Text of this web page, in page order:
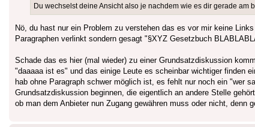
Du wechselst deine Ansicht also je nachdem wie es dir gerade am
Nö, du hast nur ein Problem zu verstehen das es vor mir keine
Paragraphen verlinkt sondern gesagt "§XYZ Gesetzbuch
Schade das es hier (mal wieder) zu einer Grundsatzdiskussion
"daaaaa ist es" und das einige Leute es scheinbar wichtiger finden
hab ohne Paragraph schwer möglich ist, es fehlt nur noch ein "wer
Grundsatzdiskussion beginnen, die eigentlich an andere Stelle
ob man dem Anbieter nun Zugang gewähren muss oder nicht, denn